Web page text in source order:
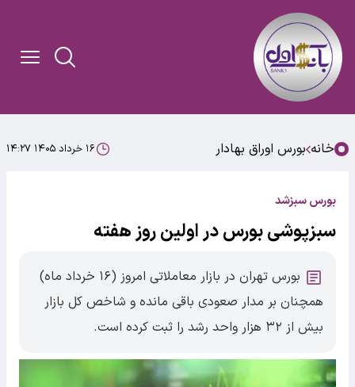
خانه بورس اوراق بهادار ۱۶ خرداد ۱۴۰۵ ۱۴:۲۷
بورس سبزشد
سبزپوشی بورس در اولین روز هفته
بورس تهران در بازار معاملاتی امروز (۱۶ خرداد ماه)
همچنان بر مدار صعودی باقی مانده و شاخص کل بازار
بیش از ۳۲ هزار واحد رشد را ثبت کرده است.